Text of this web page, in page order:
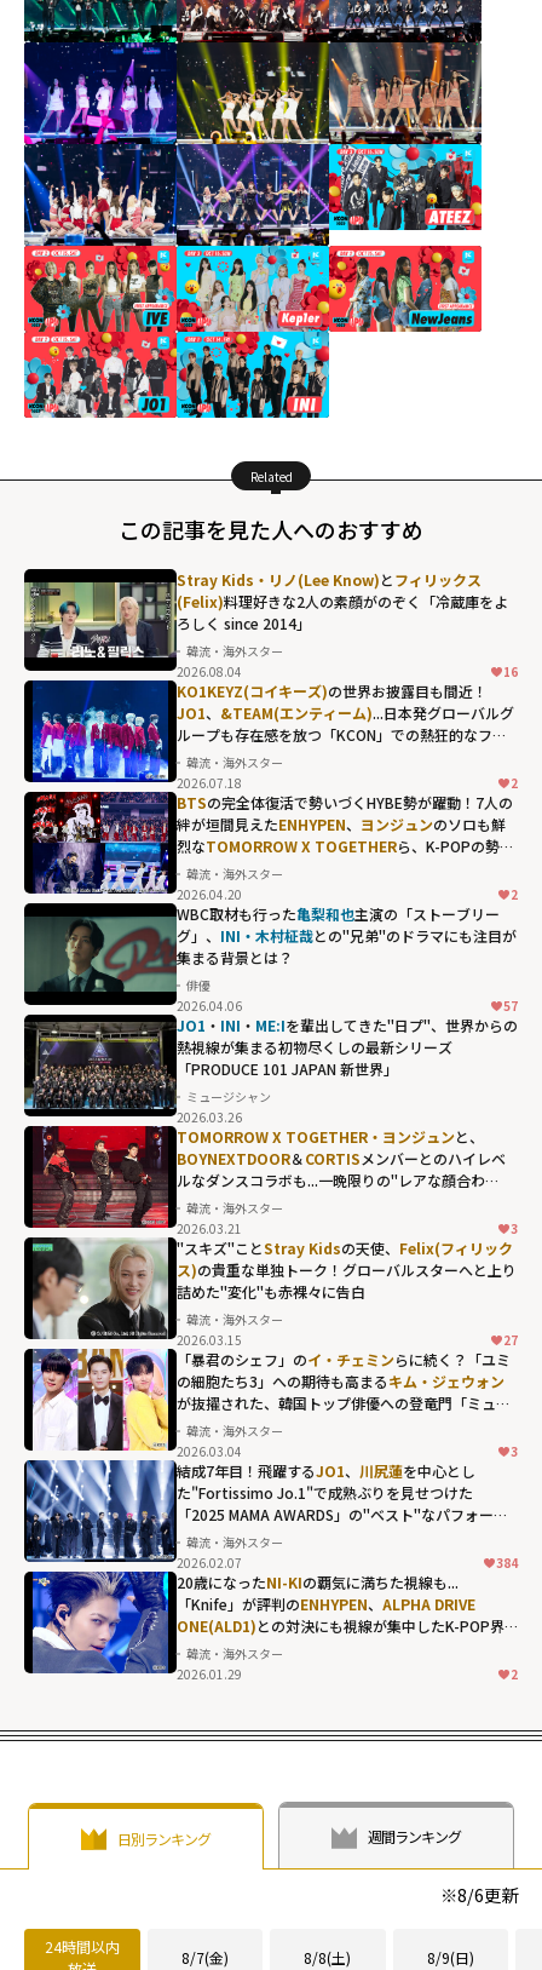
Related
この記事を見た人へのおすすめ
Stray Kids・リノ(Lee Know)とフィリックス
(Felix)料理好きな2人の素顔がのぞく「冷蔵庫をよ
ろしく since 2014」
韓流・海外スター
2026.08.04
16
KO1KEYZ(コイキーズ)の世界お披露目も間近！
JO1、 &TEAM(エンティーム)...日本発グローバルグ
ループも存在感を放つ「KCON」での熱狂的なファ
ンダム
韓流・海外スター
2026.07.18
2
BTSの完全体復活で勢いづくHYBE勢が躍動！7人の
絆が垣間見えたENHYPEN、 ヨンジュンのソロも鮮
烈なTOMORROW X TOGETHERら、K-POPの勢い
を象徴する"国立競技場"の熱狂
韓流・海外スター
2026.04.20
2
WBC取材も行った亀梨和也主演の「ストーブリー
グ」、 INI・木村柾哉との"兄弟"のドラマにも注目が
集まる背景とは？
俳優
2026.04.06
57
JO1 ・ INI ・ ME:Iを輩出してきた"日プ"、世界からの
熱視線が集まる初物尽くしの最新シリーズ
「PRODUCE 101 JAPAN 新世界」
ミュージシャン
2026.03.26
TOMORROW X TOGETHER・ヨンジュンと、
BOYNEXTDOOR＆CORTISメンバーとのハイレベ
ルなダンスコラボも...一晩限りの"レアな顔合わ
せ"が熱狂を呼んだ「2025 MBC歌謡大祭典」
韓流・海外スター
2026.03.21
3
Stray Kidsの天
使、Felix(フィリ
ックス)の貴重な
単独トーク！グ
ローバルスター
へと上り詰め
た"変化"も赤
裸々に告白"
width="304"
height="203"
loading="lazy"
fetchpriority="h
"スキズ"ことStray Kidsの天使、 Felix(フィリック
ス)の貴重な単独トーク！グローバルスターへと上り
詰めた"変化"も赤裸々に告白
韓流・海外スター
2026.03.15
27
「暴君のシェフ」のイ・チェミンらに続く？「ユミ
の細胞たち3」への期待も高まるキム・ジェウォン
が抜擢された、韓国トップ俳優への登竜門「ミュー
ジックバンク」の歴代MC
韓流・海外スター
2026.03.04
3
結成7年目！飛躍するJO1、 川尻蓮を中心とし
た"Fortissimo Jo.1"で成熟ぶりを見せつけた
「2025 MAMA AWARDS」の"ベスト"なパフォーマ
ンス
韓流・海外スター
2026.02.07
384
20歳になったNI-KIの覇気に満ちた視線も...
「Knife」が評判のENHYPEN、 ALPHA DRIVE
ONE(ALD1)との対決にも視線が集中したK-POP界
隈の首位争い
韓流・海外スター
2026.01.29
2
日別ランキング 週間ランキング
※8/6更新
24時間以内
8/7(金) 8/8(土) 8/9(日)